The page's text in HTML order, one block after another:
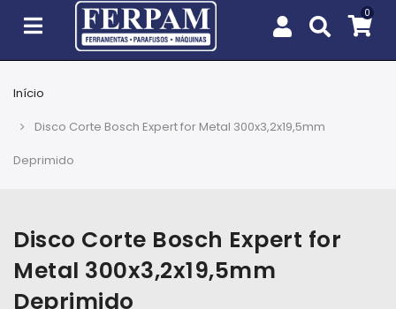
Casa
EPIs
Fixação
e
Início
Disco Corte Bosch Expert for Metal 300x3,2x19,5mm
Deprimido
Disco Corte Bosch Expert for
Metal 300x3,2x19,5mm
Deprimido